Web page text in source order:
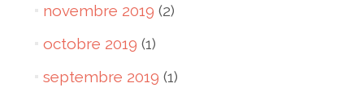
novembre 2019 (2)
octobre 2019 (1)
septembre 2019 (1)